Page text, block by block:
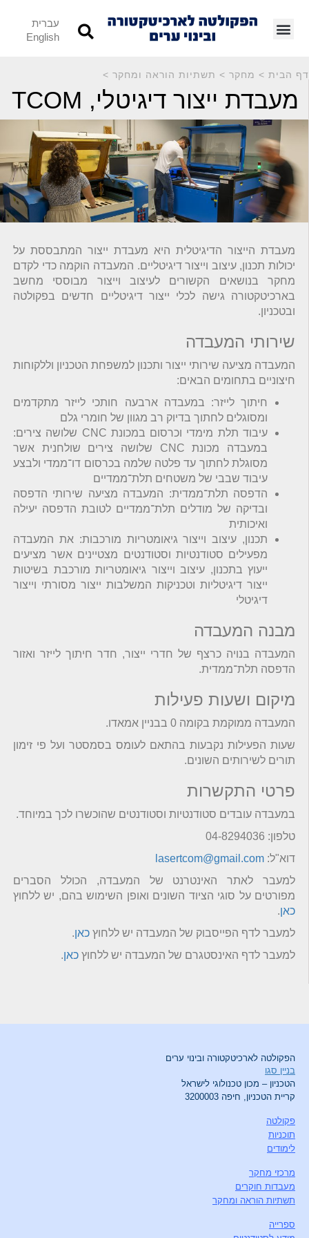
עברית
English
דף הבית > מחקר > תשתיות הוראה ומחקר >
מעבדת ייצור דיגיטלי, TCOM
מעבדת הייצור הדיגיטלית היא מעבדת ייצור המתבססת על
יכולות תכנון, עיצוב וייצור דיגיטליים. המעבדה הוקמה כדי לקדם
מחקר בנושאים הקשורים לעיצוב וייצור מבוססי מחשב
בארכיטקטורה גישה לכלי ייצור דיגיטליים חדשים בפקולטה
ובטכניון.
שירותי המעבדה
המעבדה מציעה שירותי ייצור ותכנון למשפחת הטכניון וללקוחות
חיצוניים בתחומים הבאים:
חיתוך לייזר: במעבדה ארבעה חותכי לייזר מתקדמים
ומסוגלים לחתוך בדיוק רב מגוון של חומרי גלם
עיבוד תלת מימדי וכרסום במכונת CNC שלושה צירים:
במעבדה מכונת CNC שלושה צירים שולחנית אשר
מסוגלת לחתוך עד פלטה שלמה בכרסום דו־ממדי ולבצע
עיבוד שבבי של משטחים תלת־ממדיים
הדפסה תלת־ממדית: המעבדה מציעה שירותי הדפסה
ובדיקה של מודלים תלת־ממדיים לטובת הדפסה יעילה
ואיכותית
תכנון, עיצוב וייצור גיאומטריות מורכבות: את המעבדה
מפעילים סטודנטיות וסטודנטים מצטיינים אשר מציעים
ייעוץ בתכנון, עיצוב וייצור גיאומטריות מורכבת בשיטות
ייצור דיגיטליות וטכניקות המשלבות ייצור מסורתי וייצור
דיגיטלי
מבנה המעבדה
המעבדה בנויה כרצף של חדרי ייצור, חדר חיתוך לייזר ואזור
הדפסה תלת־ממדית.
מיקום ושעות פעילות
המעבדה ממוקמת בקומה 0 בבניין אמאדו.
שעות הפעילות נקבעות בהתאם לעומס בסמסטר ועל פי זימון
תורים לשירותים השונים.
פרטי התקשרות
במעבדה עובדים סטודנטיות וסטודנטים שהוכשרו לכך במיוחד.
טלפון: 04-8294036
דוא"ל: lasertcom@gmail.com
למעבר לאתר האינטרנט של המעבדה, הכולל הסברים
מפורטים על סוגי הציוד השונים ואופן השימוש בהם, יש ללחוץ
כאן.
למעבר לדף הפייסבוק של המעבדה יש ללחוץ כאן.
למעבר לדף האינסטגרם של המעבדה יש ללחוץ כאן.
הפקולטה לארכיטקטורה ובינוי ערים
בניין סגו
הטכניון – מכון טכנולוגי לישראל
קריית הטכניון, חיפה 3200003
פקולטה
תוכניות
לימודים
מרכזי מחקר
מעבדות חוקרים
תשתיות הוראה ומחקר
ספרייה